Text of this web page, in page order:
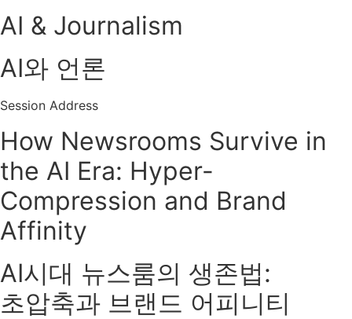
AI & Journalism
AI와 언론
Session Address
How Newsrooms Survive in
the AI Era: Hyper-
Compression and Brand
Affinity
AI시대 뉴스룸의 생존법:
초압축과 브랜드 어피니티